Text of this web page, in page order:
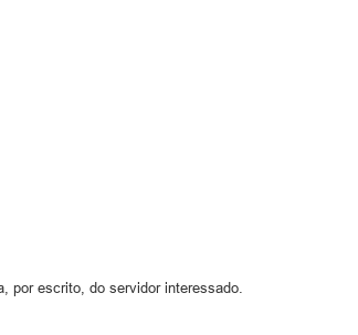
por escrito, do servidor interessado.